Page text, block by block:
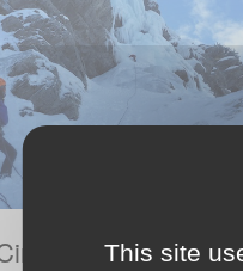
de Vautreuil
This site